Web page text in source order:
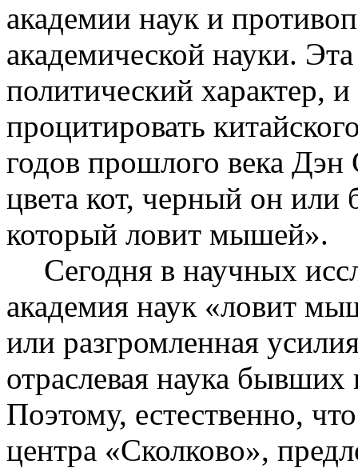
академии наук и
академической науки.
политический характер,
процитировать
годов прошлого века
цвета кот, черный он
который ловит мышей».
Сегодня в научных
академия наук «ловит
или разгромленная
отраслевая наука
Поэтому, естественно,
центра «Сколково»,